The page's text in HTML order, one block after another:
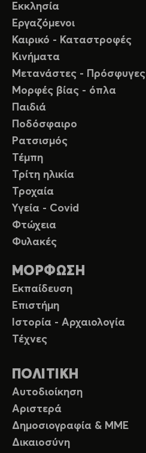
Εκκλησία
Εργαζόμενοι
Καιρικό - Καταστροφές
Κινήματα
Μετανάστες - Πρόσφυγες
Μορφές βίας - όπλα
Παιδιά
Ποδόσφαιρο
Ρατσισμός
Τέμπη
Τρίτη ηλικία
Τροχαία
Υγεία - Covid
Φτώχεια
Φυλακές
ΜΟΡΦΩΣΗ
Εκπαίδευση
Επιστήμη
Ιστορία - Αρχαιολογία
Τέχνες
ΠΟΛΙΤΙΚΗ
Αυτοδιοίκηση
Αριστερά
Δημοσιογραφία & ΜΜΕ
Δικαιοσύνη